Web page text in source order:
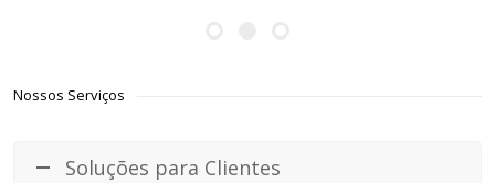
Nossos Serviços
Soluções para Clientes